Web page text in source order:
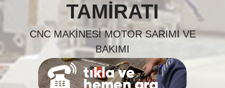
TAMIRATI
CNC MAKINESI MOTOR SARIMI VE
BAKIMI